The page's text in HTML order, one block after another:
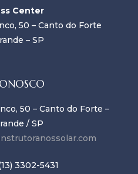
Center
50 – Canto do Forte
– SP
50 – Canto do Forte –
/ SP
3302-5431